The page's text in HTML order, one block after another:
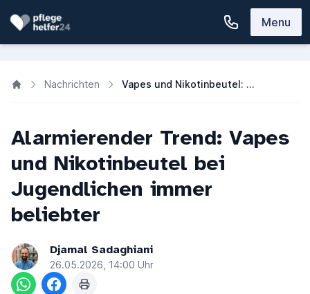
Menu
Nachrichten Vapes und Nikotinbeutel: Nikotinkonsum bei Jugendlichen steigt drastisch
Alarmierender Trend: Vapes
und Nikotinbeutel bei
Jugendlichen immer
beliebter
Djamal Sadaghiani
26.05.2026, 14:00 Uhr